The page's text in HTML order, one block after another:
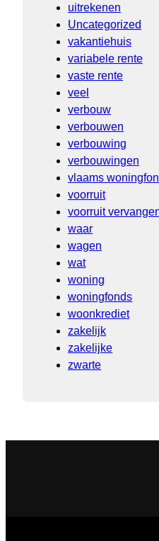
uitrekenen
Uncategorized
vakantiehuis
variabele rente
vaste rente
veel
verbouw
verbouwen
verbouwing
verbouwingen
vlaams
voorruit
voorruit
waar
wagen
wat
woning
woningfonds
woonkrediet
zakelijk
zakelijke
zwarte